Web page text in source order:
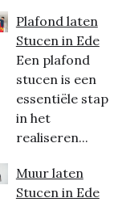
Plafond laten
Stucen in Ede
Een plafond
stucen is een
essentiële stap
in het
realiseren...
Muur laten
Stucen in Ede